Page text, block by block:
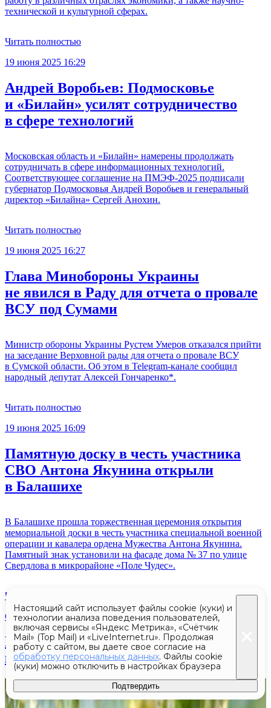
технической и культурной сферах.
Читать полностью
19 июня 2025 16:29
Андрей Воробьев: Подмосковье
и «Билайн» усилят сотрудничество
в сфере технологий
Московская область и «Билайн» намерены продолжать
сотрудничать в сфере информационных технологий.
Соответствующее соглашение на ПМЭФ-2025 подписали
губернатор Подмосковья Андрей Воробьев и генеральный
директор «Билайна» Сергей Анохин.
Читать полностью
19 июня 2025 16:27
Глава Минобороны Украины
не явился в Раду для отчета о провале
ВСУ под Сумами
Министр обороны Украины Рустем Умеров отказался прийти
на заседание Верховной рады для отчета о провале ВСУ
в Сумской области. Об этом в Telegram-канале сообщил
народный депутат Алексей Гончаренко*.
Читать полностью
19 июня 2025 16:09
Памятную доску в честь участника
СВО Антона Якунина открыли
в Балашихе
В Балашихе прошла торжественная церемония открытия
мемориальной доски в честь участника специальной военной
операции и кавалера ордена Мужества Антона Якунина.
Памятный знак установили на фасаде дома № 37 по улице
Свердлова в микрорайоне «Поле Чудес».
Читать полностью
Сегодня 19:11
Испанские слизни в саду и огороде:
как защитить участок от вредителей
Настоящий сайт использует файлы cookie (куки) и
технологии анализа поведения пользователей,
включая сервисы «Яндекс Метрика», «Счётчик
Mail» (Top Mail) и «LiveInternet.ru». Продолжая
работу с сайтом, вы даете свое согласие на
обработку персональных данных. Файлы cookie
(куки) можно отключить в настройках браузера
Подтвердить